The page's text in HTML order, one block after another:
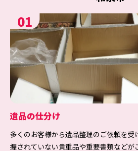
01
遺品の仕分け
多くのお客様から遺品整理のご依頼を
握されていない貴重品や重要書類などが